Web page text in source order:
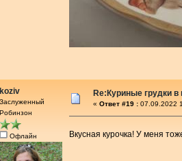
koziv
Заслуженный
Робинзон
Офлайн
Re:Куриные грудки
« Ответ #19 : 07.09.2022
Вкусная курочка! У меня